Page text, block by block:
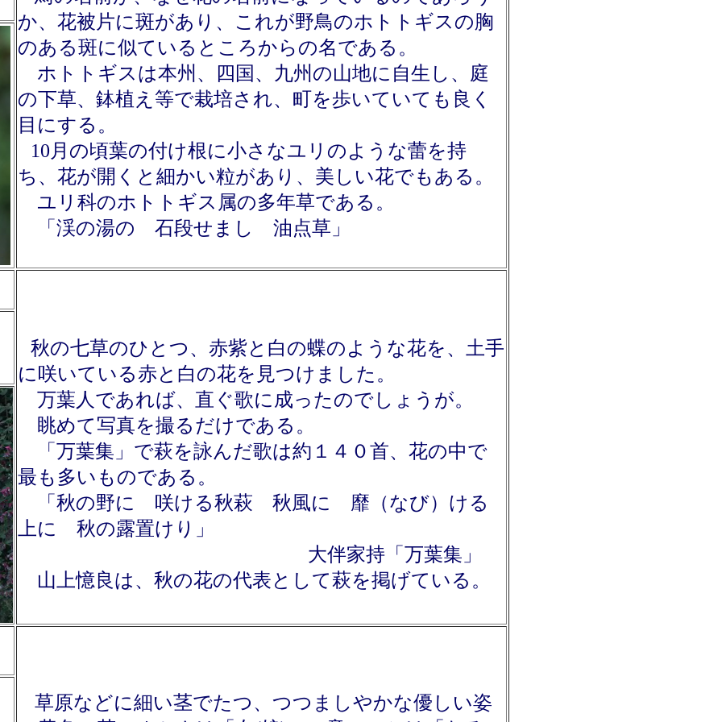
か、花被片に斑があり、これが野鳥のホトトギスの胸
のある斑に似ているところからの名である。
ホトトギスは本州、四国、九州の山地に自生し、庭
の下草、鉢植え等で栽培され、町を歩いていても良く
目にする。
10 月の頃葉の付け根に小さなユリのような蕾を持
ち、花が開くと細かい粒があり、美しい花でもある。
ユリ科のホトトギス属の多年草である。
「渓の湯の 石段せまし 油点草」
秋の七草のひとつ、赤紫と白の蝶のような花を、土手
に咲いている赤と白の花を見つけました。
万葉人であれば、直ぐ歌に成ったのでしょうが。
眺めて写真を撮るだけである。
「万葉集」で萩を詠んだ歌は約１４０首、花の中で
最も多い ものである。
「秋の野に 咲ける秋萩 秋風に 靡（なび）ける
上に 秋の露置けり」
大伴家持「万葉集」
山上憶良は、秋の花の代表として萩を掲げている。
草原などに細い茎でたつ、つつましやかな優しい姿